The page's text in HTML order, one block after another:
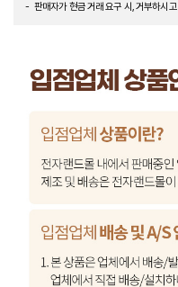
판매자가 현금 거래 요구 시, 거부하시고